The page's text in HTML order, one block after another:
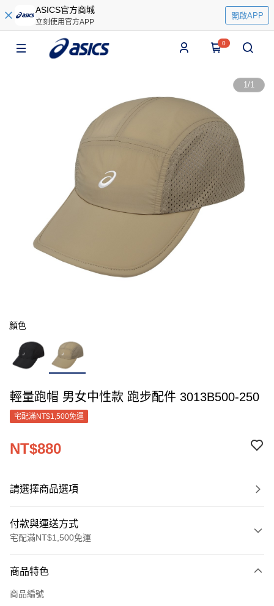
ASICS官方商城
立刻使用官方APP
開啟APP
0
1/1
顏色
輕量跑帽 男女中性款 跑步配件 3013B500-250
宅配滿NT$1,500免運
NT$880
請選擇商品選項
付款與運送方式
宅配滿NT$1,500免運
信用卡一次付款
商品特色
商品編號